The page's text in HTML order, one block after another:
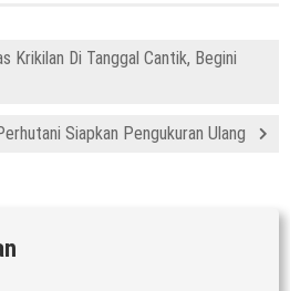
Krikilan Di Tanggal Cantik, Begini
Siapkan Pengukuran Ulang